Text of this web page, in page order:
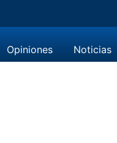
Opiniones Noticias